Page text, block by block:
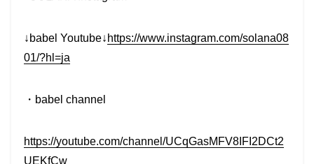
↓babel Youtube↓ https://www.instagram.com/solana08
01/?hl=ja
・ babel channel
https://youtube.com/channel/UCqGasMFV8IFI2DCt2
UEKfCw